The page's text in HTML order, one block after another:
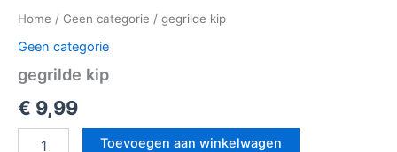
Home / Geen categorie / gegrilde kip
Geen categorie
gegrilde kip
€ 9,99
Toevoegen aan winkelwagen